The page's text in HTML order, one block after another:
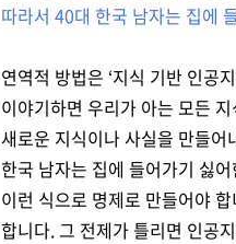
따라서 40대 한국 남자는 집에
연역적 방법은 ‘지식 기반 인공
이야기하면 우리가 아는 모든
새로운 지식이나 사실을 만들어
한국 남자는 집에 들어가기 싫
이런 식으로 명제로 만들어야
합니다. 그 전제가 틀리면 인공